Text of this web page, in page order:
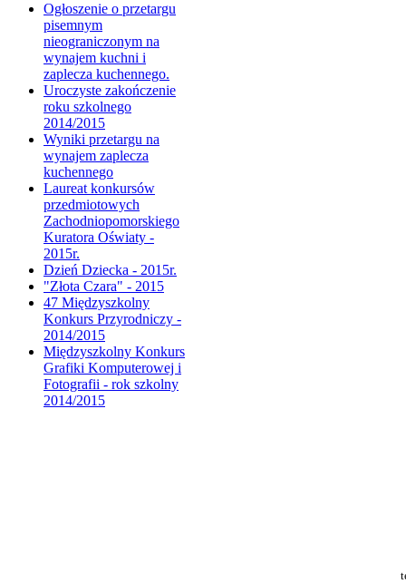
Ogłoszenie o przetargu
pisemnym
nieograniczonym na
wynajem kuchni i
zaplecza kuchennego.
Uroczyste zakończenie
roku szkolnego
2014/2015
Wyniki przetargu na
wynajem zaplecza
kuchennego
Laureat konkursów
przedmiotowych
Zachodniopomorskiego
Kuratora Oświaty -
2015r.
Dzień Dziecka - 2015r.
"Złota Czara" - 2015
47 Międzyszkolny
Konkurs Przyrodniczy -
2014/2015
Międzyszkolny Konkurs
Grafiki Komputerowej i
Fotografii - rok szkolny
2014/2015